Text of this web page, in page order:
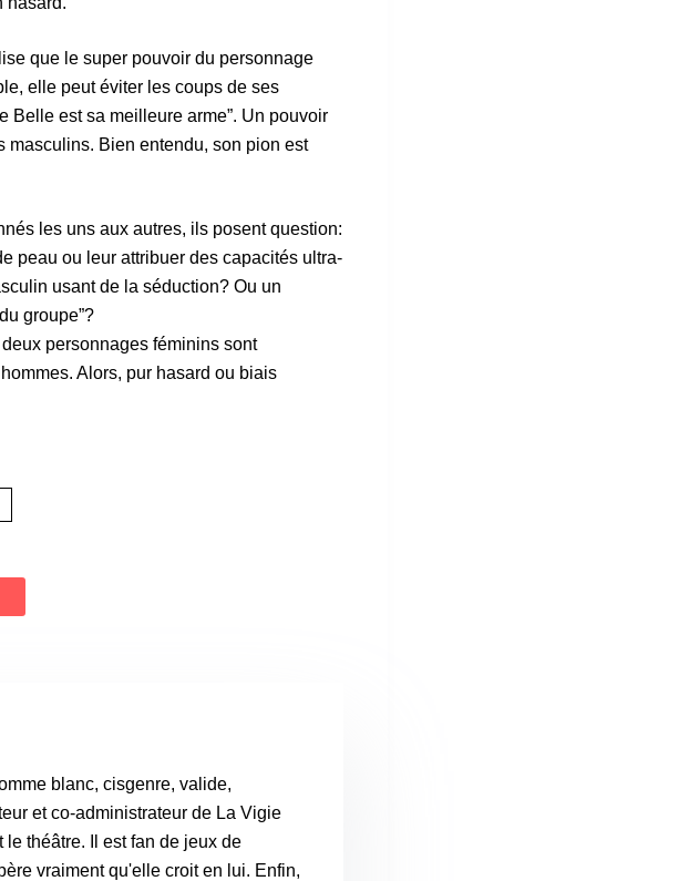
que le super pouvoir du personnage
elle peut éviter les coups de ses
Belle est sa meilleure arme”. Un pouvoir
masculins. Bien entendu, son pion est
les uns aux autres, ils posent question:
peau ou leur attribuer des capacités ultra-
usant de la séduction? Ou un
groupe”?
personnages féminins sont
Alors, pur hasard ou biais
blanc, cisgenre, valide,
et co-administrateur de La Vigie
théâtre. Il est fan de jeux de
vraiment qu'elle croit en lui. Enfin,